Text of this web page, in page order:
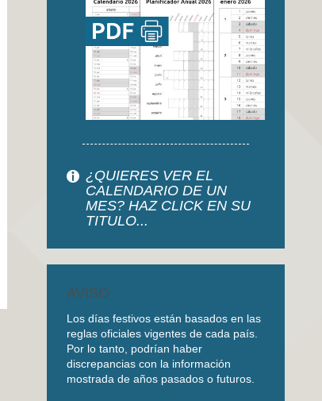
¿QUIERES VER EL
CALENDARIO DE UN
MES? HAZ CLICK EN SU
TITULO...
AVISO
Los días festivos están basados en las
reglas oficiales vigentes de cada país.
Por lo tanto, podrían haber
discrepancias con la información
mostrada de años pasados o futuros.